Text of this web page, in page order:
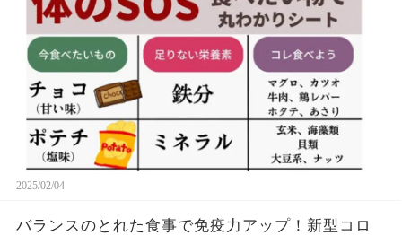
2025/02/04
バランスのとれた食事で免疫力アップ！新型コロ